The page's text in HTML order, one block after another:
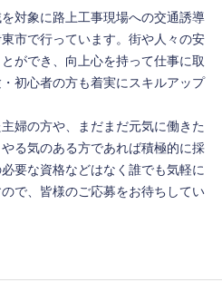
対象に路上工事現場への交通誘導
市で行っています。街や人々の安
ができ、向上心を持って仕事に取
初心者の方も着実にスキルアップ
婦の方や、まだまだ元気に働きた
る気のある方であれば積極的に採
要な資格などはなく誰でも気軽に
で、皆様のご応募をお待ちしてい